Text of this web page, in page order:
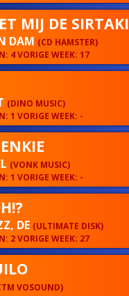
MIJ DE SIRTAKI
DAM (CD HAMSTER)
4 VORIGE WEEK: 17
(DINO MUSIC)
1 VORIGE WEEK: -
(VONK MUSIC)
1 VORIGE WEEK: -
DE (ULTIMATE DISK)
2 VORIGE WEEK: 27
VOSOUND)